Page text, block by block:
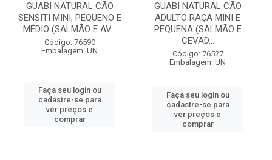
GUABI NATURAL CÃO
SENSITI MINI, PEQUENO E
MÉDIO (SALMÃO E AV...
Código: 76590
Embalagem: UN
Faça seu login ou
cadastre-se para
ver preços e
comprar
GUABI NATURAL CÃO
ADULTO RAÇA MINI E
PEQUENA (SALMÃO E
CEVAD...
Código: 76527
Embalagem: UN
Faça seu login ou
cadastre-se para
ver preços e
comprar